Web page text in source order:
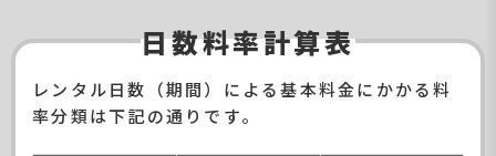
日数料率計算表
レンタル日数（期間）による基本料金にかかる料
率分類は下記の通りです。